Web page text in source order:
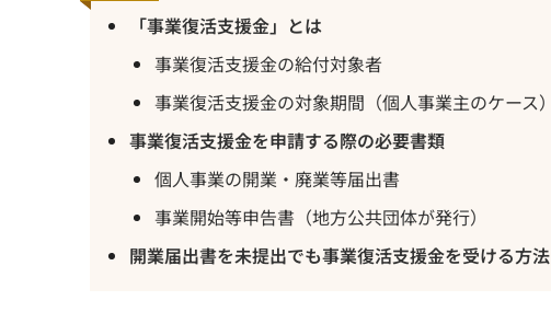
「事業復活支援金」とは
事業復活支援金の給付対象者
事業復活支援金の対象期間（個人事業主のケース）
事業復活支援金を申請する際の必要書類
個人事業の開業・廃業等届出書
事業開始等申告書（地方公共団体が発行）
開業届出書を未提出でも事業復活支援金を受ける方法